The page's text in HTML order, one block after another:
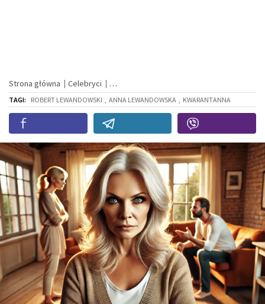
Strona główna Celebryci
TAGI: ROBERT LEWANDOWSKI ANNA LEWANDOWSKA KWARANTANNA